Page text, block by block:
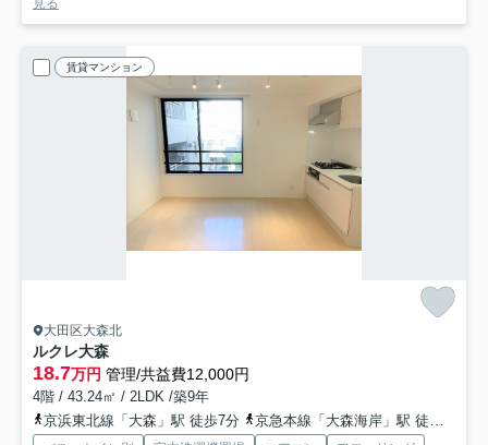
見る
賃貸マンション
大田区大森北
ルクレ大森
18.7万円 管理/共益費12,000円
4階 / 43.24㎡ / 2LDK /築9年
京浜東北線「大森」駅 徒歩7分
京急本線「大森海岸」駅 徒歩6分